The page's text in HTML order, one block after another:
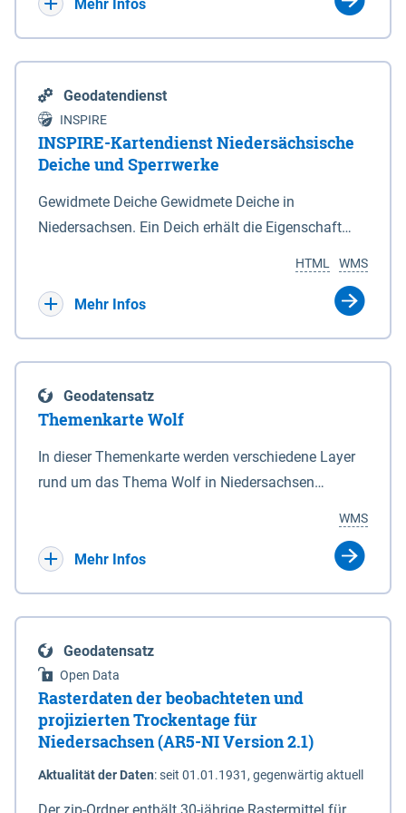
Mehr Infos
Geodatendienst
INSPIRE
INSPIRE-Kartendienst Niedersächsische
Deiche und Sperrwerke
Gewidmete Deiche Gewidmete Deiche in
Niedersachsen. Ein Deich erhält die Eigenschaft
Deichbehörde durch Verordnung ausspricht. Für
enthalten. Sperrwerke Sperrwerke sind Bauwerke
mit Sperrvorrichtungen in Tidegewässern, die dem
Schutz eines Gebietes vor erhöhten Tiden, vor allem
vor Sturmfluten, zu dienen bestimmt sind (§2 Abs.3
Eigenschaft eines Sperrwerkes durch Widmung, die
die Deichbehörde durch Verordnung ausspricht.
WMS
HTML
Mehr Infos
Geodatensatz
Themenkarte Wolf
In dieser Themenkarte werden verschiedene Layer
rund um das Thema Wolf in Niedersachsen
sowie Status der bestehenden Wolfsterritorien im
laufenden Monitoringjahr.
WMS
Mehr Infos
Geodatensatz
Open Data
Rasterdaten der beobachteten und
projizierten Trockentage für
Niedersachsen (AR5-NI Version 2.1)
Aktualität der Daten:seit 01.01.1931, gegenwärtig aktuell